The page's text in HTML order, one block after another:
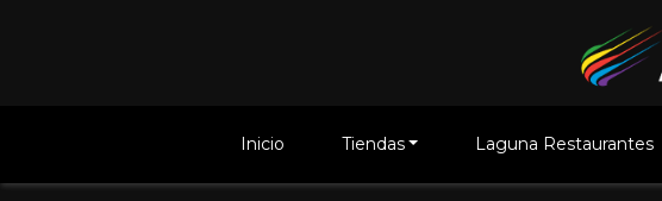
Inicio Tiendas Laguna Restaurantes